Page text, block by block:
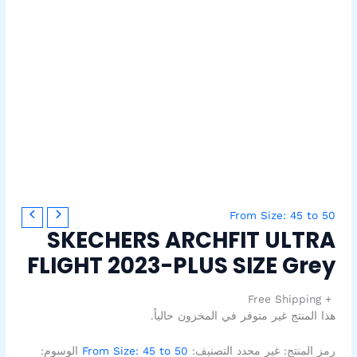
From Size: 45 to 50
SKECHERS ARCHFIT ULTRA
FLIGHT 2023-PLUS SIZE Grey
+ Free Shipping
هذا المنتج غير متوفر في المخزون حالياً.
رمز المنتج:غير محدد التصنيف: From Size: 45 to 50 الوسوم: